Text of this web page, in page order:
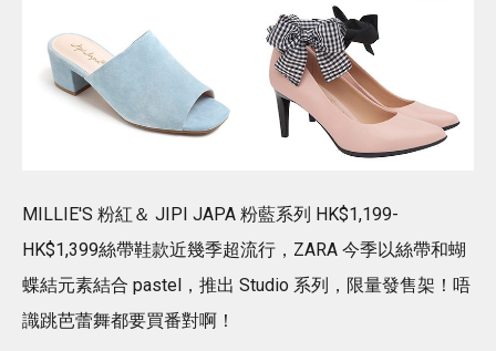
MILLIE'S 粉紅＆ JIPI JAPA 粉藍系列 HK$1,199-
HK$1,399絲帶鞋款近幾季超流行，ZARA 今季以絲帶和蝴
蝶結元素結合 pastel，推出 Studio 系列，限量發售架！唔
識跳芭蕾舞都要買番對啊！